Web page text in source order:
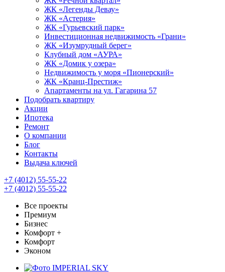
ЖК «Легенды Девау»
ЖК «Астерия»
ЖК «Гурьевский парк»
Инвестиционная недвижимость «Грани»
ЖК «Изумрудный берег»
Клубный дом «АУРА»
ЖК «Домик у озера»
Недвижимость у моря «Пионерский»
ЖК «Кранц-Престиж»
Апартаменты на ул. Гагарина 57
Подобрать квартиру
Акции
Ипотека
Ремонт
О компании
Блог
Контакты
Выдача ключей
+7 (4012) 55-55-22
+7 (4012) 55-55-22
Все проекты
Премиум
Бизнес
Комфорт +
Комфорт
Эконом